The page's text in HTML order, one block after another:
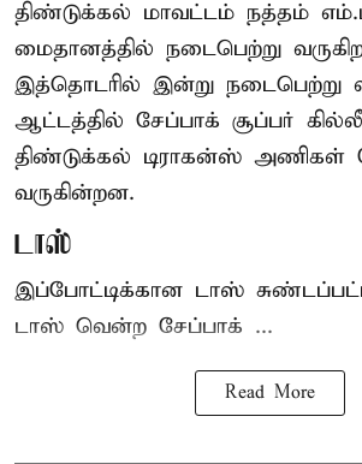
திண்டுக்கல் மாவட்டம் நத்தம்
மைதானத்தில் நடைபெற்று
இத்தொடரில் இன்று நடைபெற்று
ஆட்டத்தில் சேப்பாக் சூப்பர்
திண்டுக்கல் டிராகன்ஸ் அணிகள்
வருகின்றன.
டாஸ்
இப்போட்டிக்கான டாஸ்
டாஸ் வென்ற சேப்பாக் ...
Read More